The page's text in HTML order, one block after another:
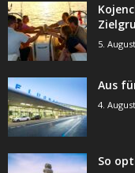
5.
Aus
4.
So